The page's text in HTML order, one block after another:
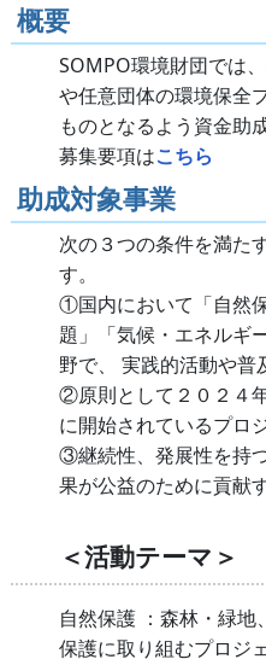
概要
SOMPO環境財団では
や任意団体の環境保全
ものとなるよう資金助
募集要項はこちら
助成対象事業
次の３つの条件を満た
す。
①国内において「自然
題」「気候・エネルギ
野で、 実践的活動や普
②原則として２０２４
に開始されているプロ
③継続性、発展性を持
果が公益のために貢献
＜活動テーマ＞
自然保護 ：森林・緑
保護に取り組むプロジ